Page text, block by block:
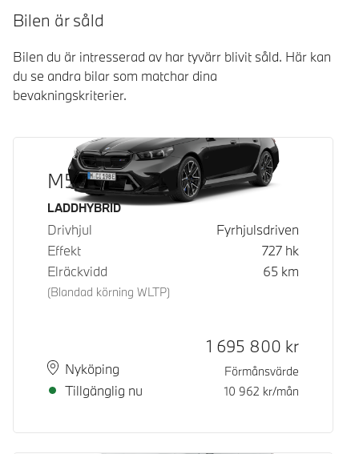
Bilen är såld
Bilen du är intresserad av har tyvärr blivit såld. Här kan
du se andra bilar som matchar dina
bevakningskriterier.
M5 Touring
Bränsle
LADDHYBRID
Drivhjul
Fyrhjulsdriven
Effekt
727 hk
Elräckvidd
(Blandad körning WLTP)
65 km
PlatsNyköping
Leveranstid
Tillgänglig nu
Kontantpris
1 695 800 kr
Förmånsvärde
10 962 kr/mån